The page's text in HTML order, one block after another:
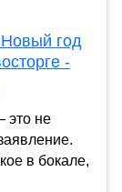
год
-
это не
в бокале,